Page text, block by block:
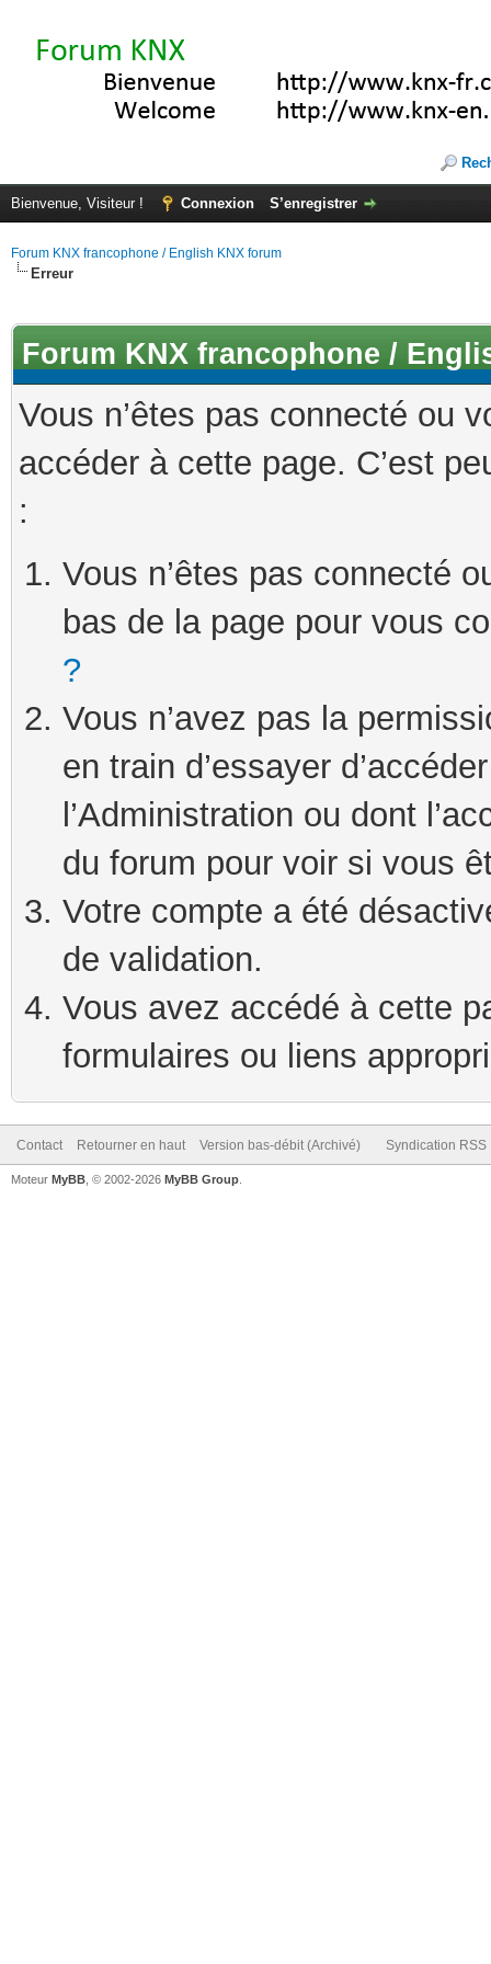
Bienvenue, Visiteur ! Connexion S’enregistrer
Forum KNX francophone / English KNX forum
Erreur
Forum KNX francophone /
Vous n’êtes pas connecté ou
accéder à cette page. C’est
:
Vous n’êtes pas connecté
bas de la page pour vous
?
Vous n’avez pas la
en train d’essayer
l’Administration ou dont
du forum pour voir si vous
Votre compte a été
de validation.
Vous avez accédé à cette
formulaires ou liens
Contact Retourner en haut Version bas-débit (Archivé) Syndication RSS
Moteur MyBB , © 2002-2026 MyBB Group